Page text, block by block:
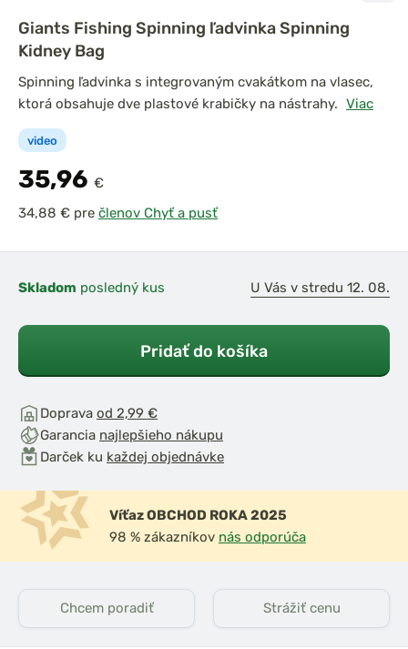
Giants Fishing Spinning ľadvinka Spinning
Kidney Bag
video
Spinning ľadvinka s integrovaným cvakátkom na vlasec,
ktorá obsahuje dve plastové krabičky na nástrahy. Viac
35,96 €
pre členov Chyť a pusť
Skladom posledný kus U Vás v stredu 12. 08.
Pridať do košíka
Doprava od 2,99 €
Garancia najlepšieho nákupu
Darček ku každej objednávke
Víťaz OBCHOD ROKA 2025
98 % zákazníkov nás odporúča
Chcem poradiť Strážiť cenu